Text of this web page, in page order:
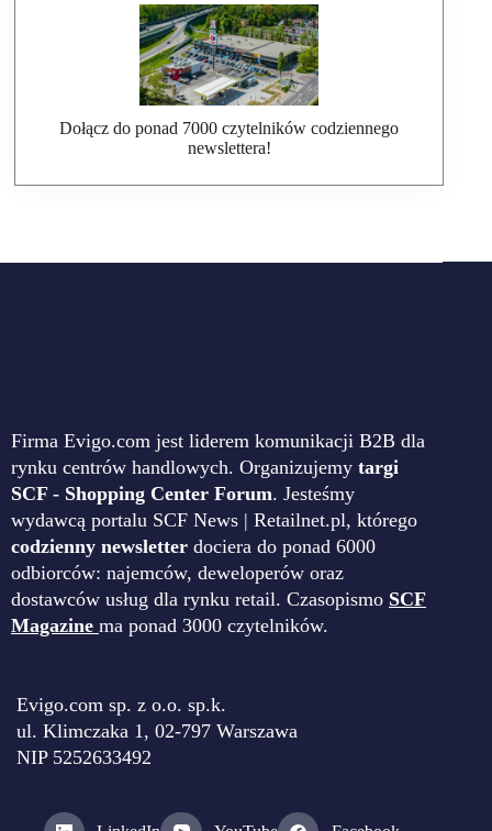
Dołącz do ponad 7000 czytelników codziennego
newslettera!
Firma Evigo.com jest liderem komunikacji B2B dla
rynku centrów handlowych. Organizujemy targi
SCF - Shopping Center Forum. Jesteśmy
wydawcą portalu SCF News | Retailnet.pl, którego
codzienny newsletter dociera do ponad 6000
odbiorców: najemców, deweloperów oraz
dostawców usług dla rynku retail. Czasopismo SCF
Magazine ma ponad 3000 czytelników.
Evigo.com sp. z o.o. sp.k.
ul. Klimczaka 1, 02-797 Warszawa
NIP 5252633492